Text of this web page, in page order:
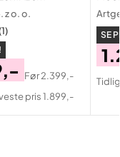
z o. o.
1)
Før2.399,-
pris 1.899,-
SE